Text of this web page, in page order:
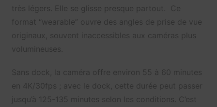
très légers. Elle se glisse presque partout. Ce
format “wearable” ouvre des angles de prise de vue
originaux, souvent inaccessibles aux caméras plus
volumineuses.
Sans dock, la caméra offre environ 55 à 60 minutes
en 4K/30fps ; avec le dock, cette durée peut passer
jusqu’à 125-135 minutes selon les conditions. C’est